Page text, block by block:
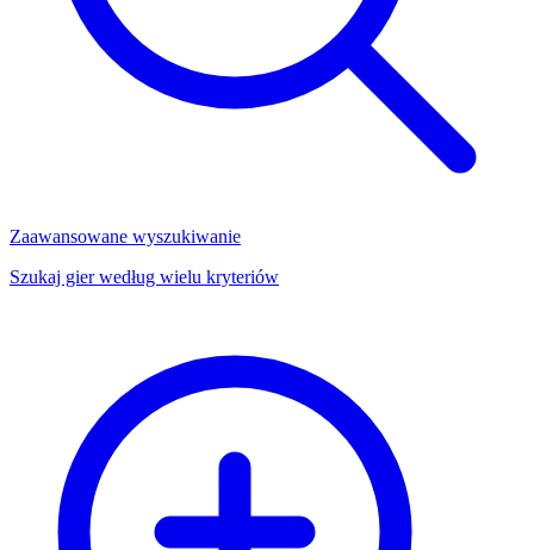
Zaawansowane wyszukiwanie
Szukaj gier według wielu kryteriów